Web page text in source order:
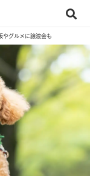
やグルメに譲渡会も